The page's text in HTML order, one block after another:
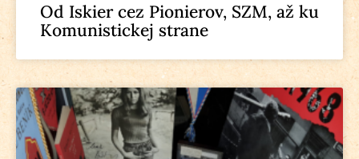
Od Iskier cez Pionierov, SZM, až ku
Komunistickej strane